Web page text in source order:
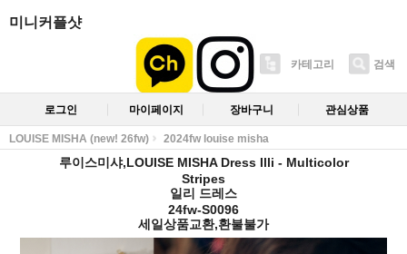
미니커플샷
카테고리 검색
로그인 마이페이지 장바구니 관심상품
LOUISE MISHA (new! 26fw) 2024fw louise misha
루이스미샤,LOUISE MISHA Dress Illi - Multicolor
Stripes
일리 드레스
24fw-S0096
세일상품교환,환불불가